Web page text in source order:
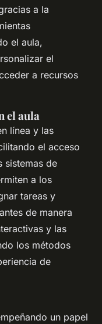
a la
el aula,
el
a recursos
el aula
línea y las
el acceso
sistemas de
a los
tareas y
de manera
y las
los métodos
de
un papel